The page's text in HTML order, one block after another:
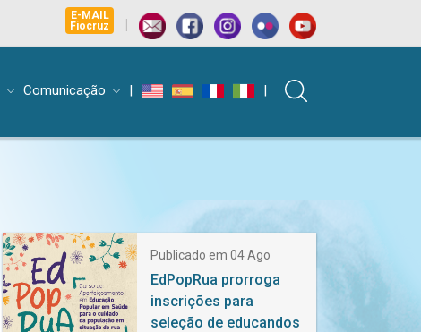
E-MAIL
Fiocruz
|
Comunicação | |
Publicado em 04 Ago
EdPopRua prorroga
inscrições para
seleção de educandos